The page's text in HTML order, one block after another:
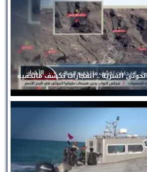
السرية .. انفجارات تكشف ماتخفيه